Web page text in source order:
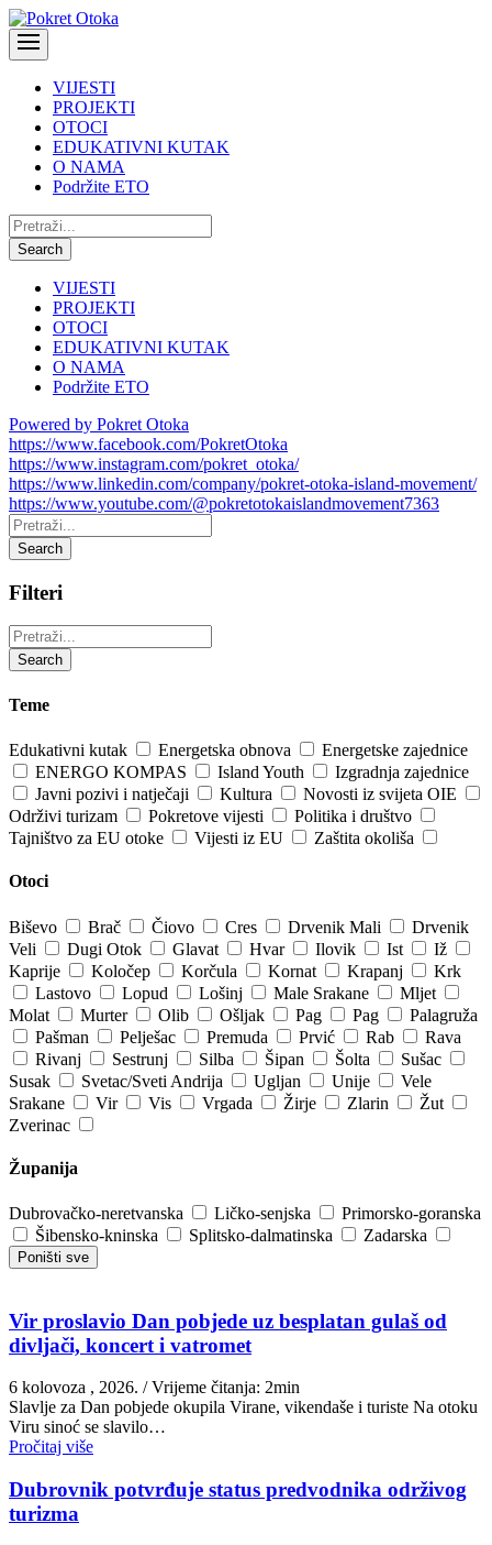
VIJESTI
PROJEKTI
OTOCI
EDUKATIVNI KUTAK
O NAMA
Podržite ETO
Pretraži:
Search
VIJESTI
PROJEKTI
OTOCI
EDUKATIVNI KUTAK
O NAMA
Podržite ETO
Powered by Pokret Otoka
https://www.facebook.com/PokretOtoka
https://www.instagram.com/pokret_otoka/
https://www.linkedin.com/company/pokret-otoka-island-movement/
https://www.youtube.com/@pokretotokaislandmovement7363
Pretraži:
Search
Filteri
Pretraži:
Search
Teme
Edukativni kutak Energetska obnova
Energetske zajednice
ENERGO KOMPAS
Island Youth
Izgradnja zajednice
Javni pozivi i natječaji
Kultura
Novosti iz svijeta OIE
Održivi turizam
Pokretove vijesti
Politika i društvo
Tajništvo za EU otoke
Vijesti iz EU Zaštita okoliša
Otoci
Biševo Brač Čiovo Cres Drvenik Mali
Drvenik
Veli
Dugi Otok Glavat Hvar Ilovik Ist
Iž
Kaprije
Koločep Korčula Kornat Krapanj
Krk
Lastovo
Lopud Lošinj Male Srakane
Mljet
Molat
Murter Olib Ošljak Pag Pag
Palagruža
Pašman
Pelješac Premuda Prvić Rab
Rava
Rivanj
Sestrunj Silba Šipan Šolta
Sušac
Susak
Svetac/Sveti Andrija Ugljan Unije
Vele
Srakane
Vir Vis Vrgada Žirje Zlarin
Žut
Zverinac
Županija
Dubrovačko-neretvanska Ličko-senjska
Primorsko-goranska
Šibensko-kninska
Splitsko-dalmatinska Zadarska
Poništi sve
Vir proslavio Dan pobjede uz besplatan gulaš od
divljači, koncert i vatromet
6 kolovoza , 2026. / Vrijeme čitanja: 2min
Slavlje za Dan pobjede okupila Virane, vikendaše i turiste Na otoku
Viru sinoć se slavilo…
Pročitaj više
Dubrovnik potvrđuje status predvodnika održivog
turizma